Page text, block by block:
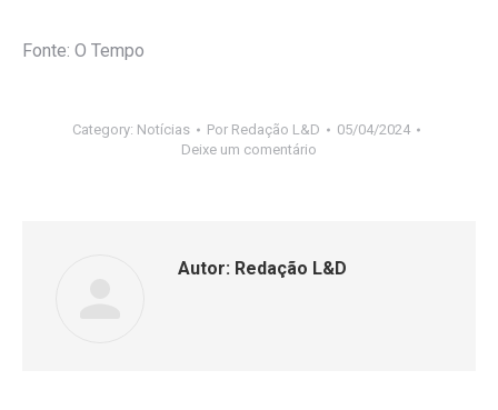
Fonte: O Tempo
Category: Notícias Por Redação L&D
05/04/2024
Deixe um comentário
Autor: Redação L&D